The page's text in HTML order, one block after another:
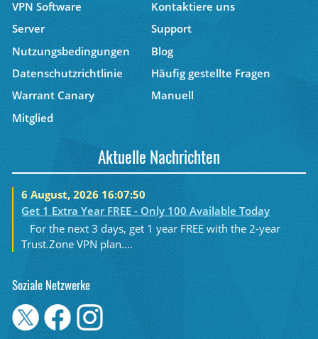
VPN Software
Kontaktiere uns
Server
Support
Nutzungsbedingungen
Blog
Datenschutzrichtlinie
Häufig gestellte Fragen
Warrant Canary
Manuell
Mitglied
Aktuelle Nachrichten
6 August, 2026 16:07:50
Get 1 Extra Year FREE - Only 100 Available Today
For the next 3 days, get 1 year FREE with the 2-year
Trust.Zone VPN plan....
Soziale Netzwerke